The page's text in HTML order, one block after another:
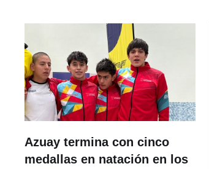
Azuay termina con cinco
medallas en natación en los